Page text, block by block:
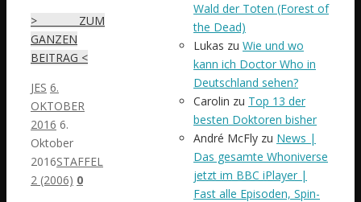
> ZUM
GANZEN
BEITRAG <
JES 6.
OKTOBER
2016 6.
Oktober
2016STAFFEL
2 (2006) 0
Wald der Toten (Forest of
the Dead)
Lukas zu Wie und wo
kann ich Doctor Who in
Deutschland sehen?
Carolin zu Top 13 der
besten Doktoren bisher
André McFly zu News |
Das gesamte Whoniverse
jetzt im BBC iPlayer |
Fast alle Episoden, Spin-